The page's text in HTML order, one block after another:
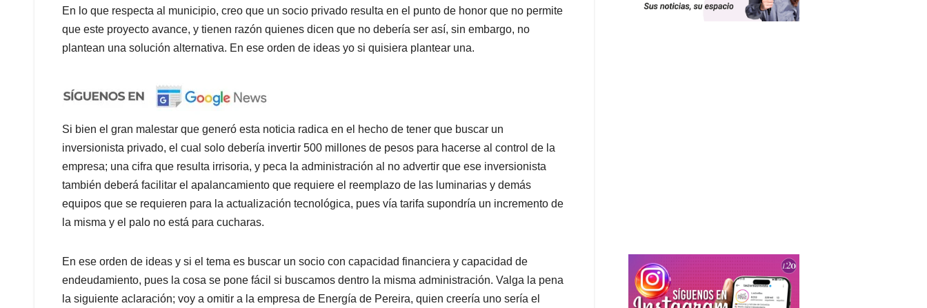
En lo que respecta al municipio, creo que un socio privado resulta en el punto de honor que no permite
que este proyecto avance, y tienen razón quienes dicen que no debería ser así, sin embargo, no
plantean una solución alternativa. En ese orden de ideas yo si quisiera plantear una.
Si bien el gran malestar que generó esta noticia radica en el hecho de tener que buscar un
inversionista privado, el cual solo debería invertir 500 millones de pesos para hacerse al control de la
empresa; una cifra que resulta irrisoria, y peca la administración al no advertir que ese inversionista
también deberá facilitar el apalancamiento que requiere el reemplazo de las luminarias y demás
equipos que se requieren para la actualización tecnológica, pues vía tarifa supondría un incremento de
la misma y el palo no está para cucharas.
En ese orden de ideas y si el tema es buscar un socio con capacidad financiera y capacidad de
endeudamiento, pues la cosa se pone fácil si buscamos dentro la misma administración. Valga la pena
la siguiente aclaración; voy a omitir a la empresa de Energía de Pereira, quien creería uno sería el